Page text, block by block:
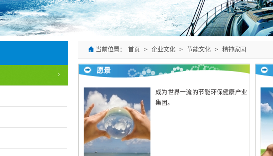
当前位置： 首页 > 企业文化 > 节能文化 > 精神家园
愿景
成为世界一流的节能环保健康产业
集团。